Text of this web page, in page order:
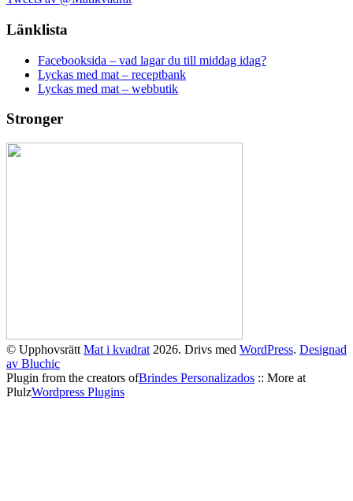
Länklista
Facebooksida – vad lagar du till middag idag?
Lyckas med mat – receptbank
Lyckas med mat – webbutik
Stronger
© Upphovsrätt Mat i kvadrat 2026. Drivs med WordPress. Designad
av Bluchic
Plugin from the creators ofBrindes Personalizados :: More at
PlulzWordpress Plugins